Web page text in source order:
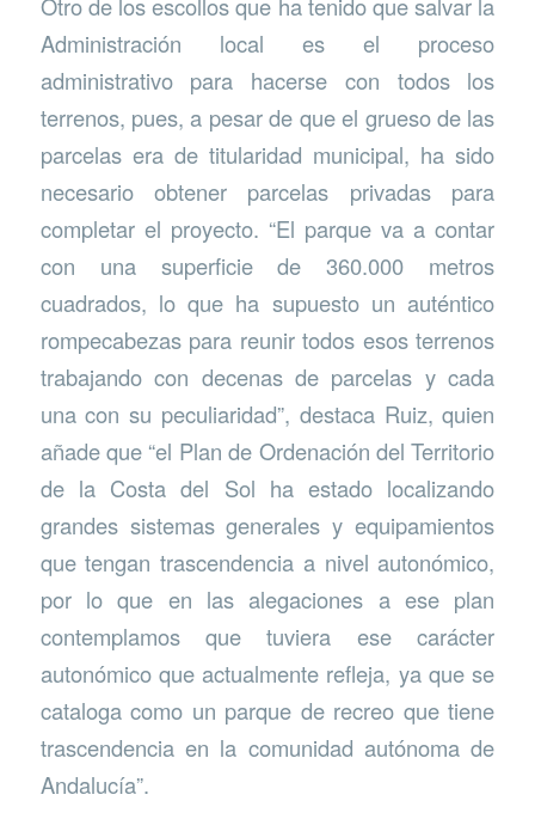
Administración local es el proceso
administrativo para hacerse con todos los
terrenos, pues, a pesar de que el grueso de las
parcelas era de titularidad municipal, ha sido
necesario obtener parcelas privadas para
completar el proyecto. “El parque va a contar
con una superficie de 360.000 metros
cuadrados, lo que ha supuesto un auténtico
rompecabezas para reunir todos esos terrenos
trabajando con decenas de parcelas y cada
una con su peculiaridad”, destaca Ruiz, quien
añade que “el Plan de Ordenación del Territorio
de la Costa del Sol ha estado localizando
grandes sistemas generales y equipamientos
que tengan trascendencia a nivel autonómico,
por lo que en las alegaciones a ese plan
contemplamos que tuviera ese carácter
autonómico que actualmente refleja, ya que se
cataloga como un parque de recreo que tiene
trascendencia en la comunidad autónoma de
Andalucía”.